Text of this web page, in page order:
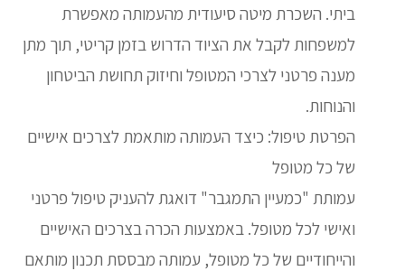
ביתי. השכרת מיטה סיעודית מהעמותה מאפשרת
למשפחות לקבל את הציוד הדרוש בזמן קריטי, תוך מתן
מענה פרטני לצרכי המטופל וחיזוק תחושת הביטחון
והנוחות.
הפרטת טיפול: כיצד העמותה מותאמת לצרכים אישיים
של כל מטופל
עמותת "כמעיין התמגבר" דואגת להעניק טיפול פרטני
ואישי לכל מטופל. באמצעות הכרה בצרכים האישיים
והייחודיים של כל מטופל, עמותה מבססת תכנון מותאם